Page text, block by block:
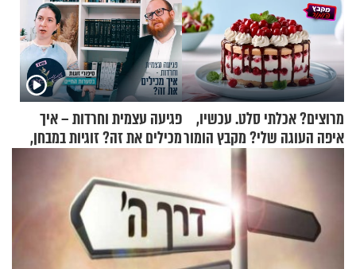
מרוצים? אכלתי סלט. עכשיו,
איפה העוגה שלי? מקבץ הומור
כייפי מספר 1
פגיעה עצמית וחרדות – איך
מכילים את זה? זוגיות במבחן,